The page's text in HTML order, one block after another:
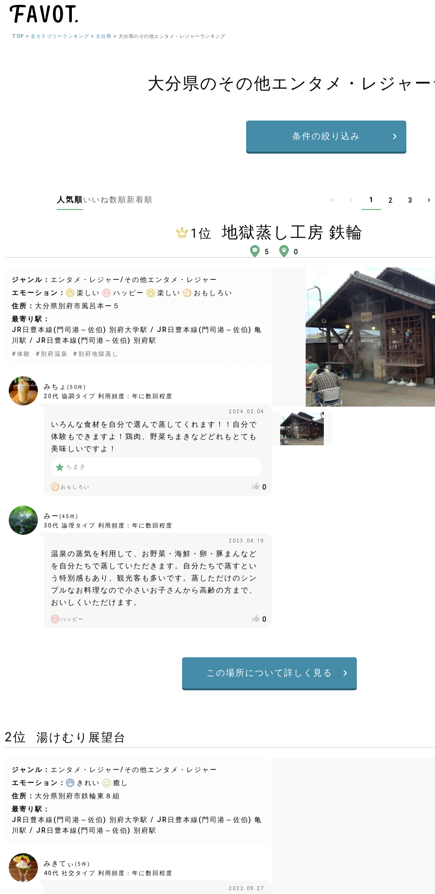
TOP 全カテゴリーランキング 大分県 大分県のその他エンタメ・レジャーランキング
大分県のその他エンタメ・レジャ
条件の絞り込み
人気順いいね数順新着順 1 2 3
1 位 地獄蒸し工房 鉄輪
5 0
ジャンル： エンタメ・レジャー/その他エンタメ・レジャー
エモーション：
楽しい ハッピー 楽しい
おもしろい
住所： 大分県別府市風呂本ー５
最寄り駅：
JR日豊本線(門司港～佐伯) 別府大学駅 / JR日豊本線(門司港～佐伯) 亀
川駅 / JR日豊本線(門司港～佐伯) 別府駅
# 体験 # 別府温泉 # 別府地獄蒸し
みちょ ( 50件)
20代 協調タイプ 利用頻度： 年に数回程度
2024.02.04
いろんな食材を自分で選んで蒸してくれます！！自分で
体験もできますよ！鶏肉、野菜ちまきなどどれもとても
美味しいですよ！
おもしろい 0
ちまき
みー ( 45 件)
30代 論理タイプ 利用頻度： 年に数回程度
2023.04.19
温泉の蒸気を利用して、お野菜・海鮮・卵・豚まんなど
を自分たちで蒸していただきます。自分たちで蒸すとい
う特別感もあり、観光客も多いです。蒸しただけのシン
プルなお料理なので小さいお子さんから高齢の方まで、
おいしくいただけます。
ハッピー 0
この場所について詳しく見る
2位 湯けむり展望台
ジャンル： エンタメ・レジャー/その他エンタメ・レジャー
エモーション：
きれい
癒し
住所： 大分県別府市鉄輪東８組
最寄り駅：
JR日豊本線(門司港～佐伯) 別府大学駅 / JR日豊本線(門司港～佐伯) 亀
川駅 / JR日豊本線(門司港～佐伯) 別府駅
みきてぃ ( 5 件)
40代 社交タイプ 利用頻度： 年に数回程度
2022.09.27